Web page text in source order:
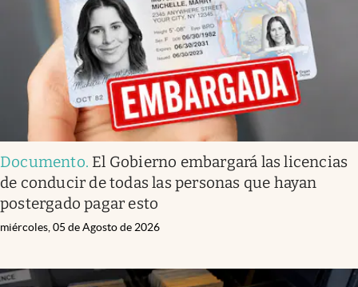
Documento. El Gobierno embargará las licencias
de conducir de todas las personas que hayan
postergado pagar esto
miércoles, 05 de Agosto de 2026